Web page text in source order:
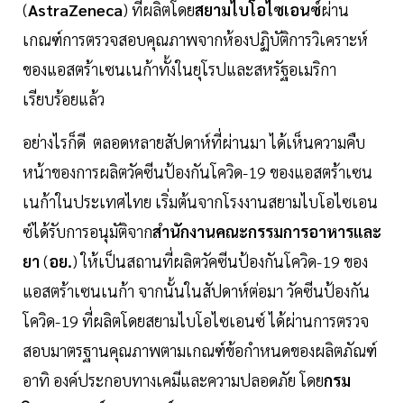
(AstraZeneca) ที่ผลิตโดยสยามไบโอไซเอนซ์ผ่าน
เกณฑ์การตรวจสอบคุณภาพจากห้องปฏิบัติการวิเคราะห์
ของแอสตร้าเซนเนก้าทั้งในยุโรปและสหรัฐอเมริกา
เรียบร้อยแล้ว
อย่างไรก็ดี ตลอดหลายสัปดาห์ที่ผ่านมา ได้เห็นความคืบ
หน้าของการผลิตวัคซีนป้องกันโควิด-19 ของแอสตร้าเซน
เนก้าในประเทศไทย เริ่มต้นจากโรงงานสยามไบโอไซเอน
ซ์ได้รับการอนุมัติจากสำนักงานคณะกรรมการอาหารและ
ยา (อย.) ให้เป็นสถานที่ผลิตวัคซีนป้องกันโควิด-19 ของ
แอสตร้าเซนเนก้า จากนั้นในสัปดาห์ต่อมา วัคซีนป้องกัน
โควิด-19 ที่ผลิตโดยสยามไบโอไซเอนซ์ ได้ผ่านการตรวจ
สอบมาตรฐานคุณภาพตามเกณฑ์ข้อกำหนดของผลิตภัณฑ์
อาทิ องค์ประกอบทางเคมีและความปลอดภัย โดยกรม